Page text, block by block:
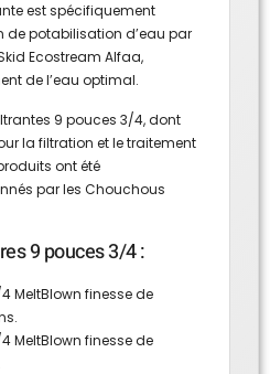
est spécifiquement
de potabilisation d’eau par
Ecostream Alfaa,
de l’eau optimal.
9 pouces 3/4, dont
la filtration et le traitement
ont été
par les Chouchous
9 pouces 3/4 :
MeltBlown finesse de
MeltBlown finesse de